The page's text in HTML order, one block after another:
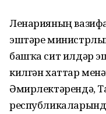
Ленарияның
эштәре
башҡа сит илдәр
килгән хаттар
Әмирлектәрендә,